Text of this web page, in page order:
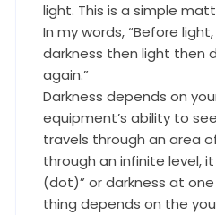
light. This is a simple
In my words, “Before
darkness then light then
again.”
Darkness depends on
equipment’s ability to
travels through an area
through an infinite level,
(dot)” or darkness at
thing depends on the